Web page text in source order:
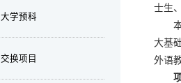
大学预科
交换项目
士生
大基
外语